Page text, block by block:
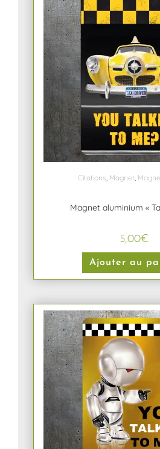
Citations, Magnet,
Magnet aluminium «
5,00€
Ajouter au